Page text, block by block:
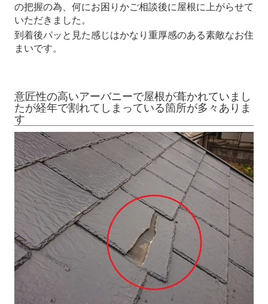
の把握の為、何にお困りかご相談後に屋根に上がらせて
いただきました。
到着後パッと見た感じはかなり重厚感のある素敵なお住
まいです。
意匠性の高いアーバニーで屋根が葺かれていまし
たが経年で割れてしまっている箇所が多々ありま
す